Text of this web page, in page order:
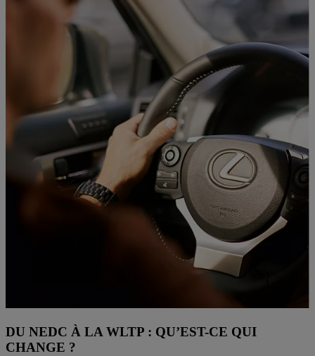
DU NEDC À LA WLTP : QU’EST-CE QUI
CHANGE ?